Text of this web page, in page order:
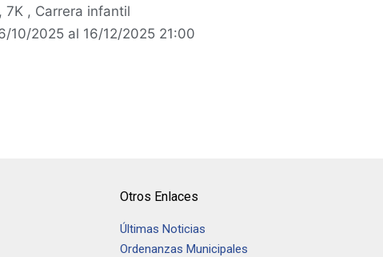
7K , Carrera infantil
10/2025 al 16/12/2025 21:00
Otros Enlaces
Últimas Noticias
Ordenanzas Municipales